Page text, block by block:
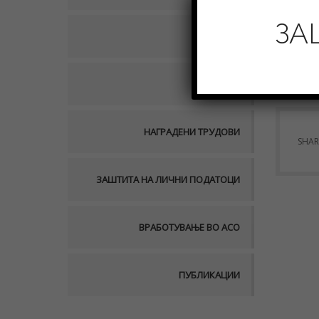
НАГРАДЕНИ ТРУДОВИ
ЗАШТИТА НА ЛИЧНИ ПОДАТОЦИ
ВРАБОТУВАЊЕ ВО АСО
ПУБЛИКАЦИИ